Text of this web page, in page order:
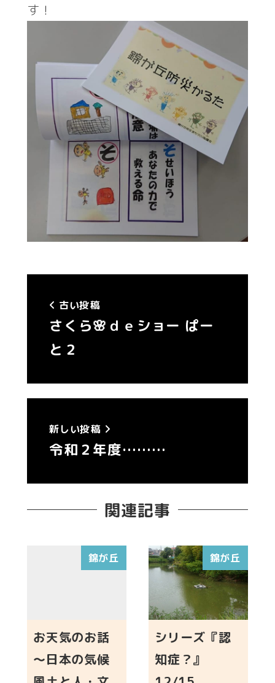
す！
古い投稿
さくら🌸ｄｅショー ぱー
と２
新しい投稿
令和２年度………
関連記事
錦が丘
お天気のお話
～日本の気候
錦が丘
シリーズ『認
知症？』